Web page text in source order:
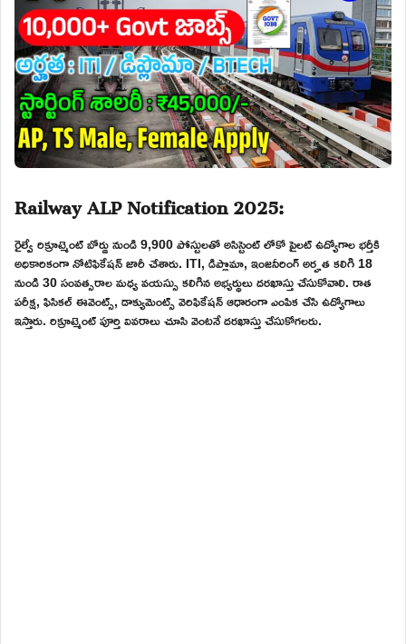
Railway ALP Notification 2025:
రైల్వే రిక్రూట్మెంట్ బోర్డు నుండి 9,900 పోస్టులతో అసిస్టెంట్ లోకో పైలట్ ఉద్యోగాల భర్తీకి
అధికారికంగా నోటిఫికేషన్ జారీ చేశారు. ITI, డిప్లొమా, ఇంజనీరింగ్ అర్హత కలిగి 18
నుండి 30 సంవత్సరాల మధ్య వయస్సు కలిగిన అభ్యర్థులు దరఖాస్తు చేసుకోవాలి. రాత
పరీక్ష, ఫిసికల్ ఈవెంట్స్, డాక్యుమెంట్స్ వెరిఫికేషన్ ఆధారంగా ఎంపిక చేసి ఉద్యోగాలు
ఇస్తారు. రిక్రూట్మెంట్ పూర్తి వివరాలు చూసి వెంటనే దరఖాస్తు చేసుకోగలరు.